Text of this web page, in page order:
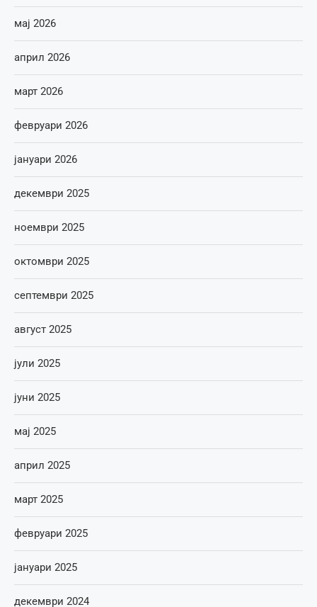
мај 2026
април 2026
март 2026
февруари 2026
јануари 2026
декември 2025
ноември 2025
октомври 2025
септември 2025
август 2025
јули 2025
јуни 2025
мај 2025
април 2025
март 2025
февруари 2025
јануари 2025
декември 2024